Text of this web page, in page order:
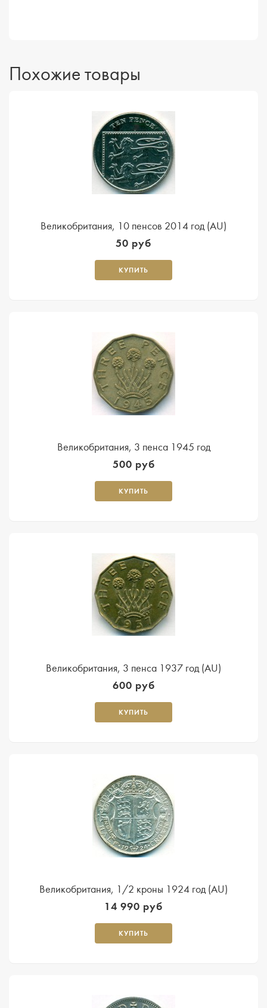
Похожие товары
Великобритания, 10 пенсов 2014 год (AU)
50 руб
КУПИТЬ
Великобритания, 3 пенса 1945 год
500 руб
КУПИТЬ
Великобритания, 3 пенса 1937 год (AU)
600 руб
КУПИТЬ
Великобритания, 1/2 кроны 1924 год (AU)
14 990 руб
КУПИТЬ